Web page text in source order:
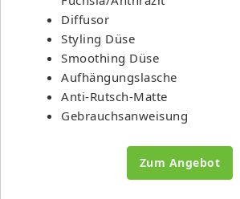
Diffusor
Styling Düse
Smoothing Düse
Aufhängungslasche
Anti-Rutsch-Matte
Gebrauchsanweisung
Zum Angebot